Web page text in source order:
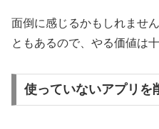
面倒に感じるかもしれませ
ともあるので、やる価値は
使っていないアプリを